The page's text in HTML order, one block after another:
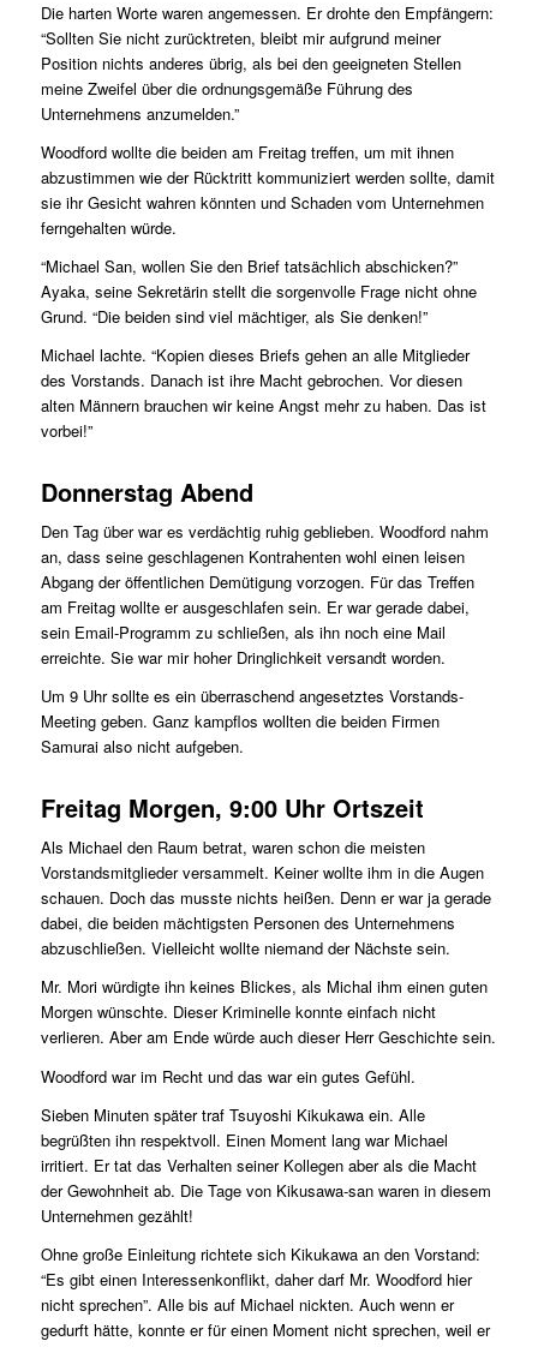
Die harten Worte waren angemessen. Er drohte den Empfängern:
“Sollten Sie nicht zurücktreten, bleibt mir aufgrund meiner
Position nichts anderes übrig, als bei den geeigneten Stellen
meine Zweifel über die ordnungsgemäße Führung des
Unternehmens anzumelden.”
Woodford wollte die beiden am Freitag treffen, um mit ihnen
abzustimmen wie der Rücktritt kommuniziert werden sollte, damit
sie ihr Gesicht wahren könnten und Schaden vom Unternehmen
ferngehalten würde.
“Michael San, wollen Sie den Brief tatsächlich abschicken?”
Ayaka, seine Sekretärin stellt die sorgenvolle Frage nicht ohne
Grund. “Die beiden sind viel mächtiger, als Sie denken!”
Michael lachte. “Kopien dieses Briefs gehen an alle Mitglieder
des Vorstands. Danach ist ihre Macht gebrochen. Vor diesen
alten Männern brauchen wir keine Angst mehr zu haben. Das ist
vorbei!”
Donnerstag Abend
Den Tag über war es verdächtig ruhig geblieben. Woodford nahm
an, dass seine geschlagenen Kontrahenten wohl einen leisen
Abgang der öffentlichen Demütigung vorzogen. Für das Treffen
am Freitag wollte er ausgeschlafen sein. Er war gerade dabei,
sein Email-Programm zu schließen, als ihn noch eine Mail
erreichte. Sie war mir hoher Dringlichkeit versandt worden.
Um 9 Uhr sollte es ein überraschend angesetztes Vorstands-
Meeting geben. Ganz kampflos wollten die beiden Firmen
Samurai also nicht aufgeben.
Freitag Morgen, 9:00 Uhr Ortszeit
Als Michael den Raum betrat, waren schon die meisten
Vorstandsmitglieder versammelt. Keiner wollte ihm in die Augen
schauen. Doch das musste nichts heißen. Denn er war ja gerade
dabei, die beiden mächtigsten Personen des Unternehmens
abzuschließen. Vielleicht wollte niemand der Nächste sein.
Mr. Mori würdigte ihn keines Blickes, als Michal ihm einen guten
Morgen wünschte. Dieser Kriminelle konnte einfach nicht
verlieren. Aber am Ende würde auch dieser Herr Geschichte sein.
Woodford war im Recht und das war ein gutes Gefühl.
Sieben Minuten später traf Tsuyoshi Kikukawa ein. Alle
begrüßten ihn respektvoll. Einen Moment lang war Michael
irritiert. Er tat das Verhalten seiner Kollegen aber als die Macht
der Gewohnheit ab. Die Tage von Kikusawa-san waren in diesem
Unternehmen gezählt!
Ohne große Einleitung richtete sich Kikukawa an den Vorstand:
“Es gibt einen Interessenkonflikt, daher darf Mr. Woodford hier
nicht sprechen”. Alle bis auf Michael nickten. Auch wenn er
gedurft hätte, konnte er für einen Moment nicht sprechen, weil er